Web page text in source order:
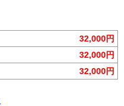
32,000円
32,000円
32,000円